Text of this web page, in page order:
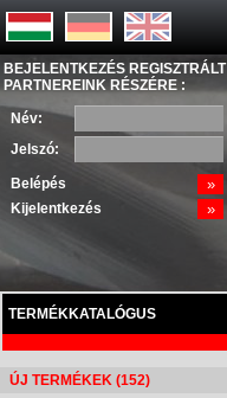
BEJELENTKEZÉS REGISZTRÁLT
PARTNEREINK RÉSZÉRE :
Név:
Jelszó:
Belépés »
Kijelentkezés »
TERMÉKKATALÓGUS
ÚJ TERMÉKEK (152)